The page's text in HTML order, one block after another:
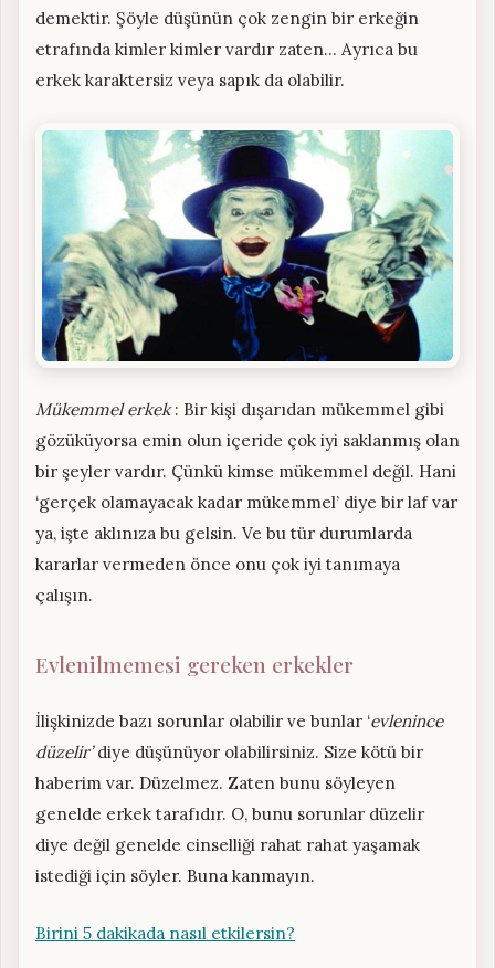
demektir. Şöyle düşünün çok zengin bir erkeğin
etrafında kimler kimler vardır zaten… Ayrıca bu
erkek karaktersiz veya sapık da olabilir.
Mükemmel erkek: Bir kişi dışarıdan mükemmel gibi
gözüküyorsa emin olun içeride çok iyi saklanmış olan
bir şeyler vardır. Çünkü kimse mükemmel değil. Hani
‘gerçek olamayacak kadar mükemmel’ diye bir laf var
ya, işte aklınıza bu gelsin. Ve bu tür durumlarda
kararlar vermeden önce onu çok iyi tanımaya
çalışın.
Evlenilmemesi gereken erkekler
İlişkinizde bazı sorunlar olabilir ve bunlar ‘evlenince
düzelir’diye düşünüyor olabilirsiniz. Size kötü bir
haberim var. Düzelmez. Zaten bunu söyleyen
genelde erkek tarafıdır. O, bunu sorunlar düzelir
diye değil genelde cinselliği rahat rahat yaşamak
istediği için söyler. Buna kanmayın.
Birini 5 dakikada nasıl etkilersin?